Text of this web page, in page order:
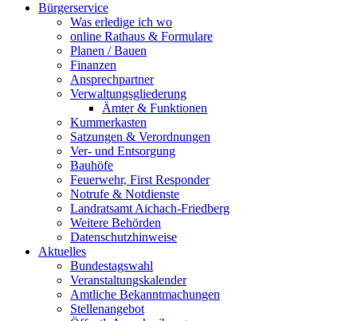
Bürgerservice
Was erledige ich wo
online Rathaus & Formulare
Planen / Bauen
Finanzen
Ansprechpartner
Verwaltungsgliederung
Ämter & Funktionen
Kummerkasten
Satzungen & Verordnungen
Ver- und Entsorgung
Bauhöfe
Feuerwehr, First Responder
Notrufe & Notdienste
Landratsamt Aichach-Friedberg
Weitere Behörden
Datenschutzhinweise
Aktuelles
Bundestagswahl
Veranstaltungskalender
Amtliche Bekanntmachungen
Stellenangebot